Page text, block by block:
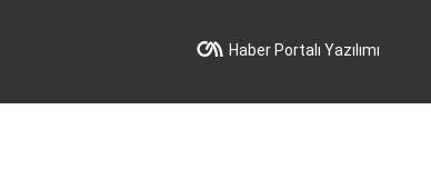
Haber Portalı Yazılımı